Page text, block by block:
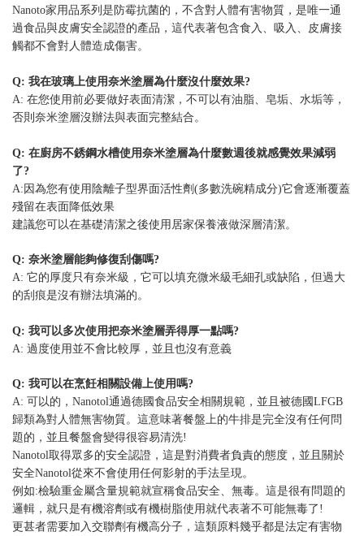
Nanoto家用品系列是防霉抗菌的，不含對人體有害物質，是唯一通
過食品與皮膚安全認證的產品，這代表著包含食入、吸入、皮膚接
觸都不會對人體造成傷害。
Q: 我在玻璃上使用奈米塗層為什麼沒什麼效果?
A: 在您使用前必要做好表面清潔，不可以有油脂、皂垢、水垢等，
否則奈米塗層沒辦法與表面完整結合。
Q: 在廚房不銹鋼水槽使用奈米塗層為什麼數週後就感覺效果減弱
了?
A:因為您有使用陰離子型界面活性劑(多數洗碗精成分)它會逐漸覆蓋
殘留在表面降低效果
建議您可以在基礎清潔之後使用居家保養液做深層清潔。
Q: 奈米塗層能夠修復刮傷嗎?
A: 它的厚度只有奈米級，它可以填充微米級毛細孔或缺陷，但過大
的刮痕是沒有辦法填滿的。
Q: 我可以多次使用把奈米塗層弄得厚一點嗎?
A: 過度使用並不會比較厚，並且也沒有意義
Q: 我可以在烹飪相關設備上使用嗎?
A: 可以的，Nanotol通過德國食品安全相關規範，並且被德國LFGB
歸類為對人體無害物質。這意味著餐盤上的牛排是完全沒有任何問
題的，並且餐盤會變得很容易清洗!
Nanotol取得眾多的安全認證，這是對消費者負責的態度，並且關於
安全Nanotol從來不會使用任何影射的手法呈現。
例如:檢驗重金屬含量規範就宣稱食品安全、無毒。這是很有問題的
邏輯，就只是有機溶劑或有機樹脂使用就代表著不可能無毒了!
更甚者需要加入交聯劑有機高分子，這類原料幾乎都是法定有害物